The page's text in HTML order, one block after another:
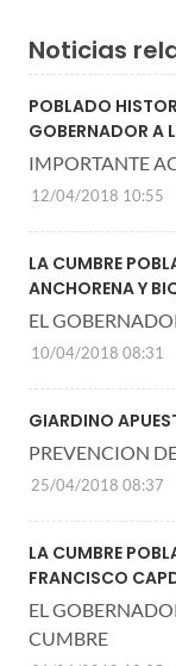
Noticias
POBLADO
GOBERNADOR A
IMPORTANTE
12/04/2018 10:55
LA CUMBRE
ANCHORENA Y
EL
10/04/2018 08:31
GIARDINO
PREVENCION
25/04/2018 08:37
LA CUMBRE
FRANCISCO
EL
CUMBRE